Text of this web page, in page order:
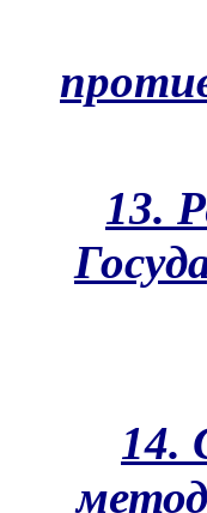
13.
14.